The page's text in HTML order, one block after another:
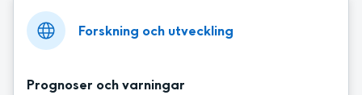
Forskning och utveckling
Prognoser och varningar